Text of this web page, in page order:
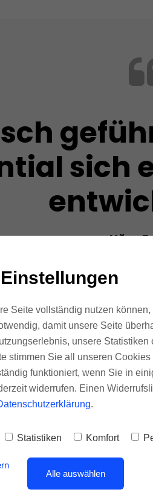
sich
Uğur
Seite vollständig nutzen
damit unsere Seite
unsere
stimmen Sie all unseren
funktioniert, wenn Sie in
widerrufen. Einen
.
Statistiken Komfort
Alle auswählen